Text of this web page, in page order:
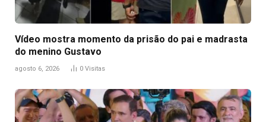
Vídeo mostra momento da prisão do pai e madrasta
do menino Gustavo
agosto 6, 2026 0 Visitas